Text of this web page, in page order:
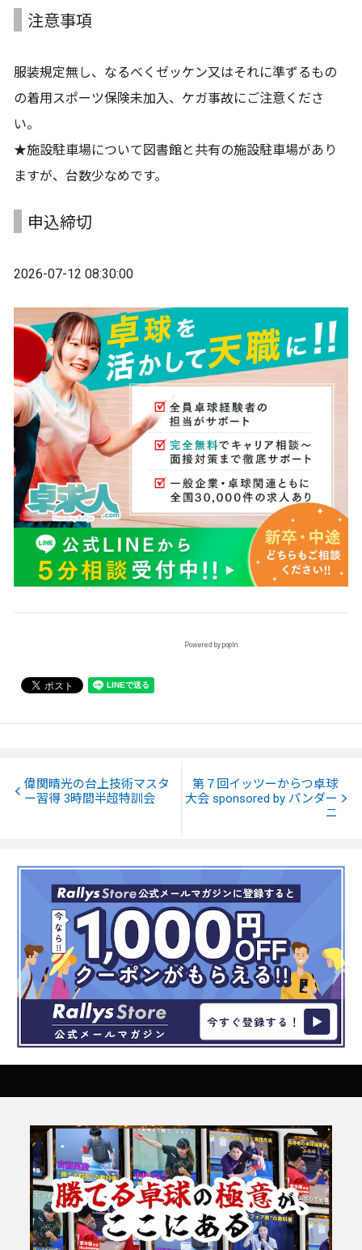
注意事項
服装規定無し、なるべくゼッケン又はそれに準ずるもの
の着用スポーツ保険未加入、ケガ事故にご注意くださ
い。
★施設駐車場について図書館と共有の施設駐車場があり
ますが、台数少なめです。
申込締切
2026-07-12 08:30:00
Powered by popIn
偉関晴光の台上技術マスタ
ー習得 3時間半超特訓会
第７回イッツーからつ卓球
大会 sponsored by パンダー
ニ